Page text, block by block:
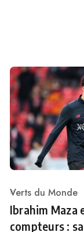
Category
Verts du Monde
Ibrahim Maza
compteurs :